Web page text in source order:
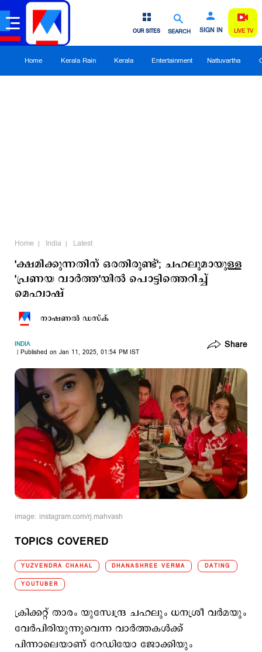
SEARCH SIGN IN
OUR SITES LIVE TV
Home Kerala Rain Kerala Entertainment Nattuvartha
Home India Latest
'ക്ഷമിക്കുന്നതിന് ഒരതിരുണ്ട്'; ചഹലുമായുള്ള
'പ്രണയ വാര്‍ത്ത'യില്‍ പൊട്ടിത്തെറിച്ച്
മെഹ്വാഷ്
നാഷണല്‍ ഡസ്ക്
INDIA
Published on Jan 11, 2025, 01:54 PM IST
Share
image: instagram.com/rj.mahvash
TOPICS COVERED
YUZVENDRA CHAHAL DHANASHREE VERMA DATING
YOUTUBER
ക്രിക്കറ്റ് താരം യുസ്വേന്ദ്ര ചഹലും ധനശ്രീ വര്‍മയും
വേര്‍പിരിയുന്നുവെന്ന വാര്‍ത്തകള്‍ക്ക്
പിന്നാലെയാണ് റേഡിയോ ജോക്കിയും